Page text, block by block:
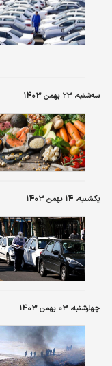
سه‌شنبه، ۲۳ بهمن ۱۴۰۳
یکشنبه، ۱۴ بهمن ۱۴۰۳
چهارشنبه، ۰۳ بهمن ۱۴۰۳